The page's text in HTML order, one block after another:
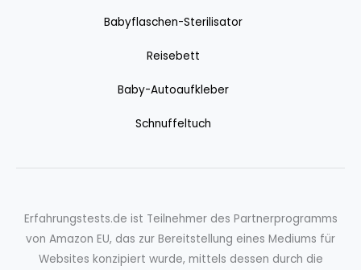
Babyflaschen-Sterilisator
Reisebett
Baby-Autoaufkleber
Schnuffeltuch
Erfahrungstests.de ist Teilnehmer des Partnerprogramms
von Amazon EU, das zur Bereitstellung eines Mediums für
Websites konzipiert wurde, mittels dessen durch die